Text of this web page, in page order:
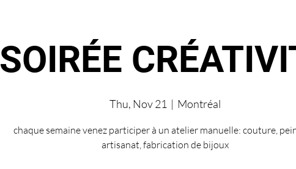
SOIRÉE
Thu, Nov 21
  |
Montréal
chaque semaine venez participer à un atelier manuelle: couture,
artisanat, fabrication de bijoux